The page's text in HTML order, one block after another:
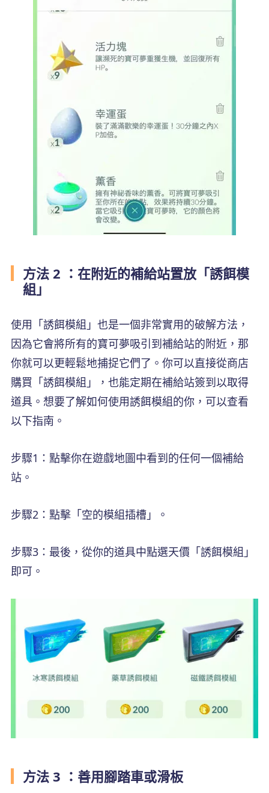
方法 2 ：在附近的補給站置放「誘餌模
組」
使用「誘餌模組」也是一個非常實用的破解方法，
因為它會將所有的寶可夢吸引到補給站的附近，那
你就可以更輕鬆地捕捉它們了。你可以直接從商店
購買「誘餌模組」，也能定期在補給站簽到以取得
道具。想要了解如何使用誘餌模組的你，可以查看
以下指南。
步驟1：點擊你在遊戲地圖中看到的任何一個補給
站。
步驟2：點擊「空的模組插槽」。
步驟3：最後，從你的道具中點選天價「誘餌模組」
即可。
方法 3 ：善用腳踏車或滑板